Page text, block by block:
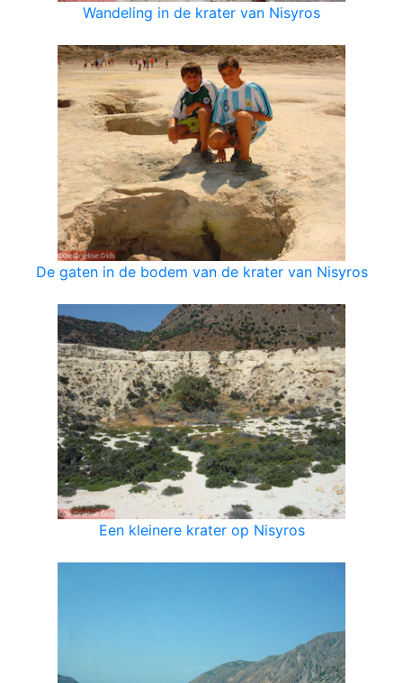
Wandeling in de krater van Nisyros
De gaten in de bodem van de krater van Nisyros
Een kleinere krater op Nisyros